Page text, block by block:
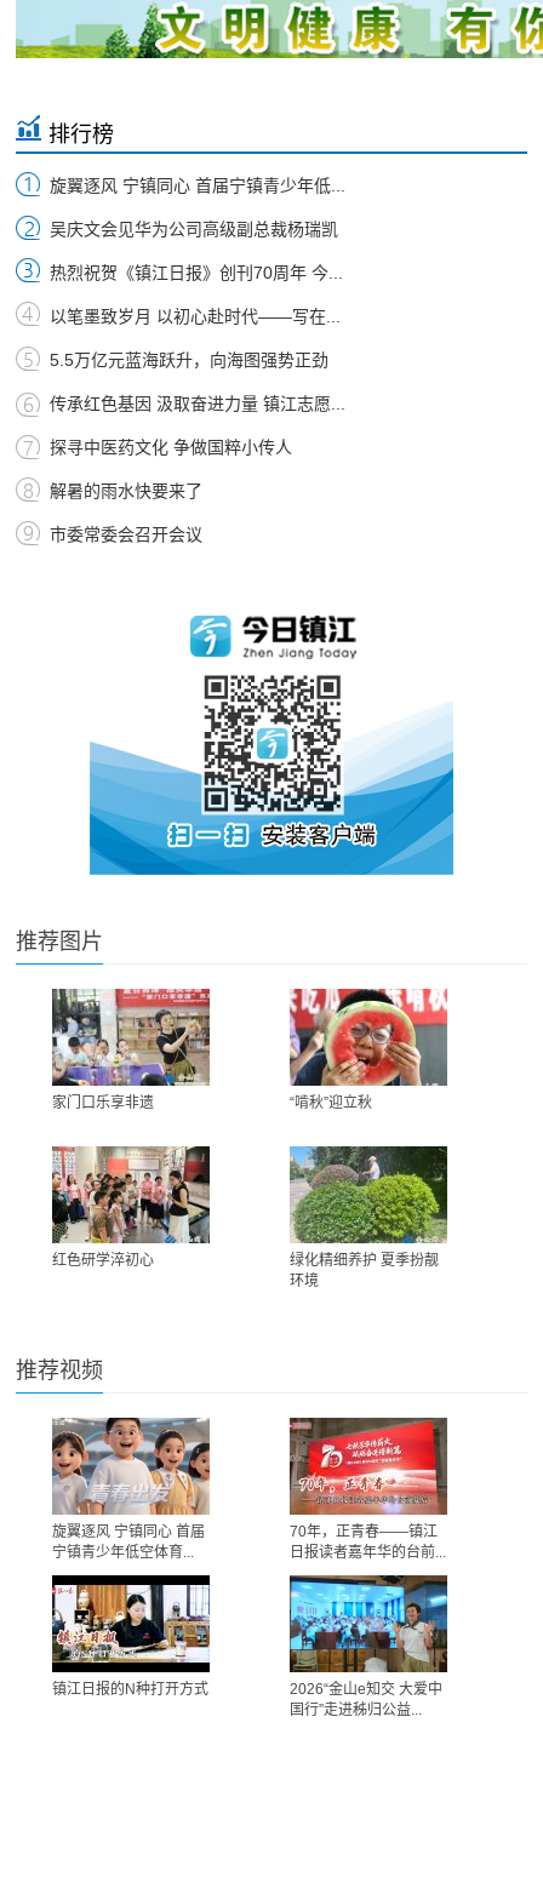
排行榜
旋翼逐风 宁镇同心 首届宁镇青少年低...
吴庆文会见华为公司高级副总裁杨瑞凯
热烈祝贺《镇江日报》创刊70周年 今...
以笔墨致岁月 以初心赴时代——写在...
5.5万亿元蓝海跃升，向海图强势正劲
传承红色基因 汲取奋进力量 镇江志愿...
探寻中医药文化 争做国粹小传人
解暑的雨水快要来了
市委常委会召开会议
推荐图片
家门口乐享非遗 “啃秋”迎立秋
红色研学淬初心
绿化精细养护 夏季扮靓
环境
推荐视频
旋翼逐风 宁镇同心 首届
宁镇青少年低空体育...
70年，正青春——镇江
日报读者嘉年华的台前...
镇江日报的N种打开方式
2026“金山e知交 大爱中
国行”走进秭归公益...